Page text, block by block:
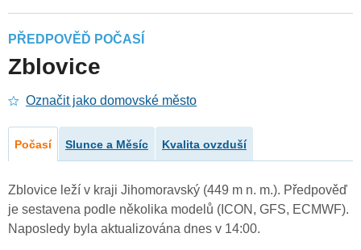
PŘEDPOVĚĎ POČASÍ
Zblovice
Označit jako domovské město
Počasí Slunce a Měsíc Kvalita ovzduší
Zblovice leží v kraji Jihomoravský (449 m n. m.). Předpověď
je sestavena podle několika modelů (ICON, GFS, ECMWF).
Naposledy byla aktualizována dnes v 14:00.